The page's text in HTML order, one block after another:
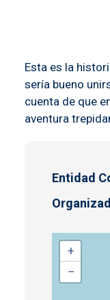
Esta es la
sería bueno
cuenta de que
aventura
Entidad
+
−